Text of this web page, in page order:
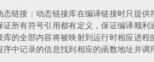
态链接：动态链接库在编译链接时只提
证所有符号引用都有定义，保证编译顺
库的全部内容将被映射到运行时相应进
序中记录的信息找到相应的函数地址并调